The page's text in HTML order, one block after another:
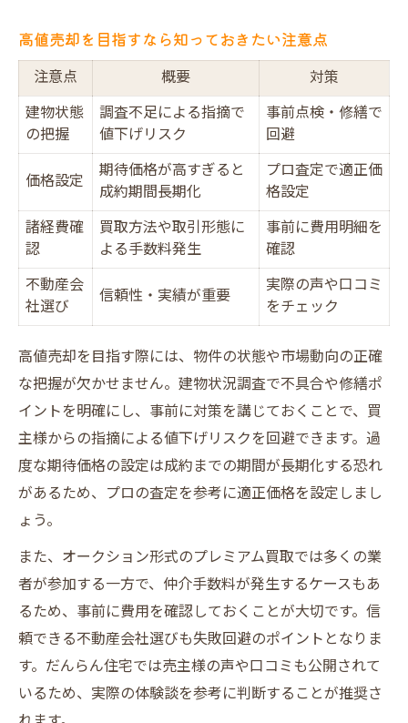
高値売却を目指すなら知っておきたい注意点
注意点 概要
対策
建物状態
の把握
調査不足による指摘で
値下げリスク
事前点検・修繕で
回避
価格設定
期待価格が高すぎると
成約期間長期化
プロ査定で適正価
格設定
諸経費確
認
買取方法や取引形態に
よる手数料発生
事前に費用明細を
確認
不動産会
社選び
信頼性・実績が重要
実際の声や口コミ
をチェック
高値売却を目指す際には、物件の状態や市場動向の正確
な把握が欠かせません。建物状況調査で不具合や修繕ポ
イントを明確にし、事前に対策を講じておくことで、買
主様からの指摘による値下げリスクを回避できます。過
度な期待価格の設定は成約までの期間が長期化する恐れ
があるため、プロの査定を参考に適正価格を設定しまし
ょう。
また、オークション形式のプレミアム買取では多くの業
者が参加する一方で、仲介手数料が発生するケースもあ
るため、事前に費用を確認しておくことが大切です。信
頼できる不動産会社選びも失敗回避のポイントとなりま
す。だんらん住宅では売主様の声や口コミも公開されて
いるため、実際の体験談を参考に判断することが推奨さ